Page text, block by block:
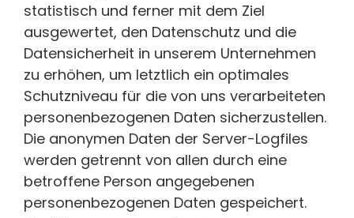
statistisch und ferner mit dem Ziel
ausgewertet, den Datenschutz und die
Datensicherheit in unserem Unternehmen
zu erhöhen, um letztlich ein optimales
Schutzniveau für die von uns verarbeiteten
personenbezogenen Daten sicherzustellen.
Die anonymen Daten der Server-Logfiles
werden getrennt von allen durch eine
betroffene Person angegebenen
personenbezogenen Daten gespeichert.